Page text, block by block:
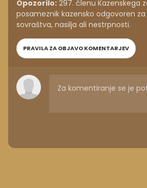
Opozorilo: 297. členu Kazenskega
posameznik kazensko odgovoren
sovraštva, nasilja ali nestrpnosti.
PRAVILA ZA OBJAVO KOMENTARJEV